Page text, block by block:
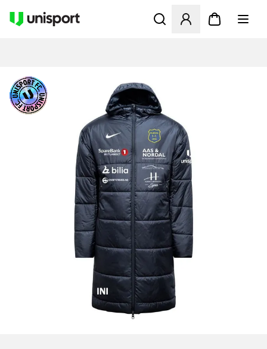
Öffnet ein neues Fenster